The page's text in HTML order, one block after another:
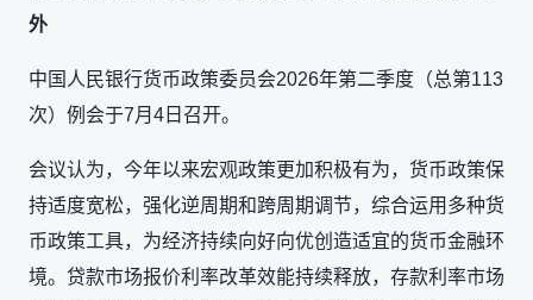
外
中国人民银行货币政策委员会2026年第二季度（总第113
次）例会于7月4日召开。
会议认为，今年以来宏观政策更加积极有为，货币政策保
持适度宽松，强化逆周期和跨周期调节，综合运用多种货
币政策工具，为经济持续向好向优创造适宜的货币金融环
境。贷款市场报价利率改革效能持续释放，存款利率市场